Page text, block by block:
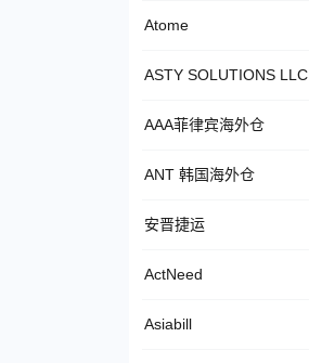
Atome
ASTY SOLUTIONS LLC
AAA菲律宾海外仓
ANT 韩国海外仓
安晋捷运
ActNeed
Asiabill